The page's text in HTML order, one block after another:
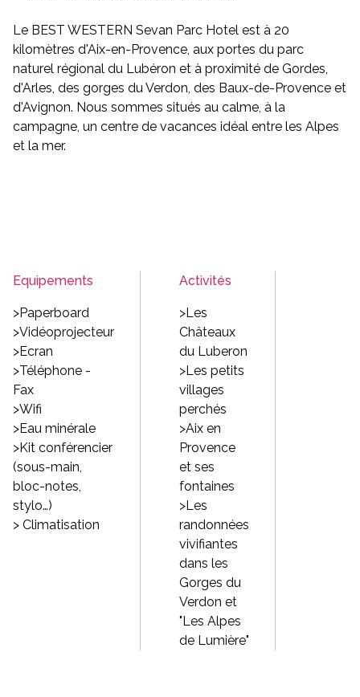
Le BEST WESTERN Sevan Parc Hotel est à 20
kilomètres d'Aix-en-Provence, aux portes du parc
naturel régional du Lubéron et à proximité de Gordes,
d'Arles, des gorges du Verdon, des Baux-de-Provence et
d'Avignon. Nous sommes situés au calme, à la
campagne, un centre de vacances idéal entre les Alpes
et la mer.
Equipements
>Paperboard
>Vidéoprojecteur
>Ecran
>Téléphone -
Fax
>Wifi
>Eau minérale
>Kit conférencier
(sous-main,
bloc-notes,
stylo…)
> Climatisation
Activités
>Les
Châteaux
du Luberon
>Les petits
villages
perchés
>Aix en
Provence
et ses
fontaines
>Les
randonnées
vivifiantes
dans les
Gorges du
Verdon et
"Les Alpes
de Lumière"